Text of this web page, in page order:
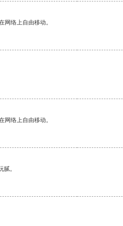
网络上自由移动。
网络上自由移动。
。